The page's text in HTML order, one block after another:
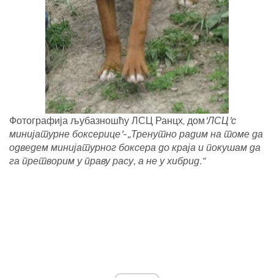
Фотографија љубазношћу ЛСЦ Ранцх, дом 'ЛСЦ'с
минијатурне боксерице'-„Тренутно радим на томе да
одведем минијатурног боксера до краја и покушам да
га претворим у праву расу, а не у хибрид.“